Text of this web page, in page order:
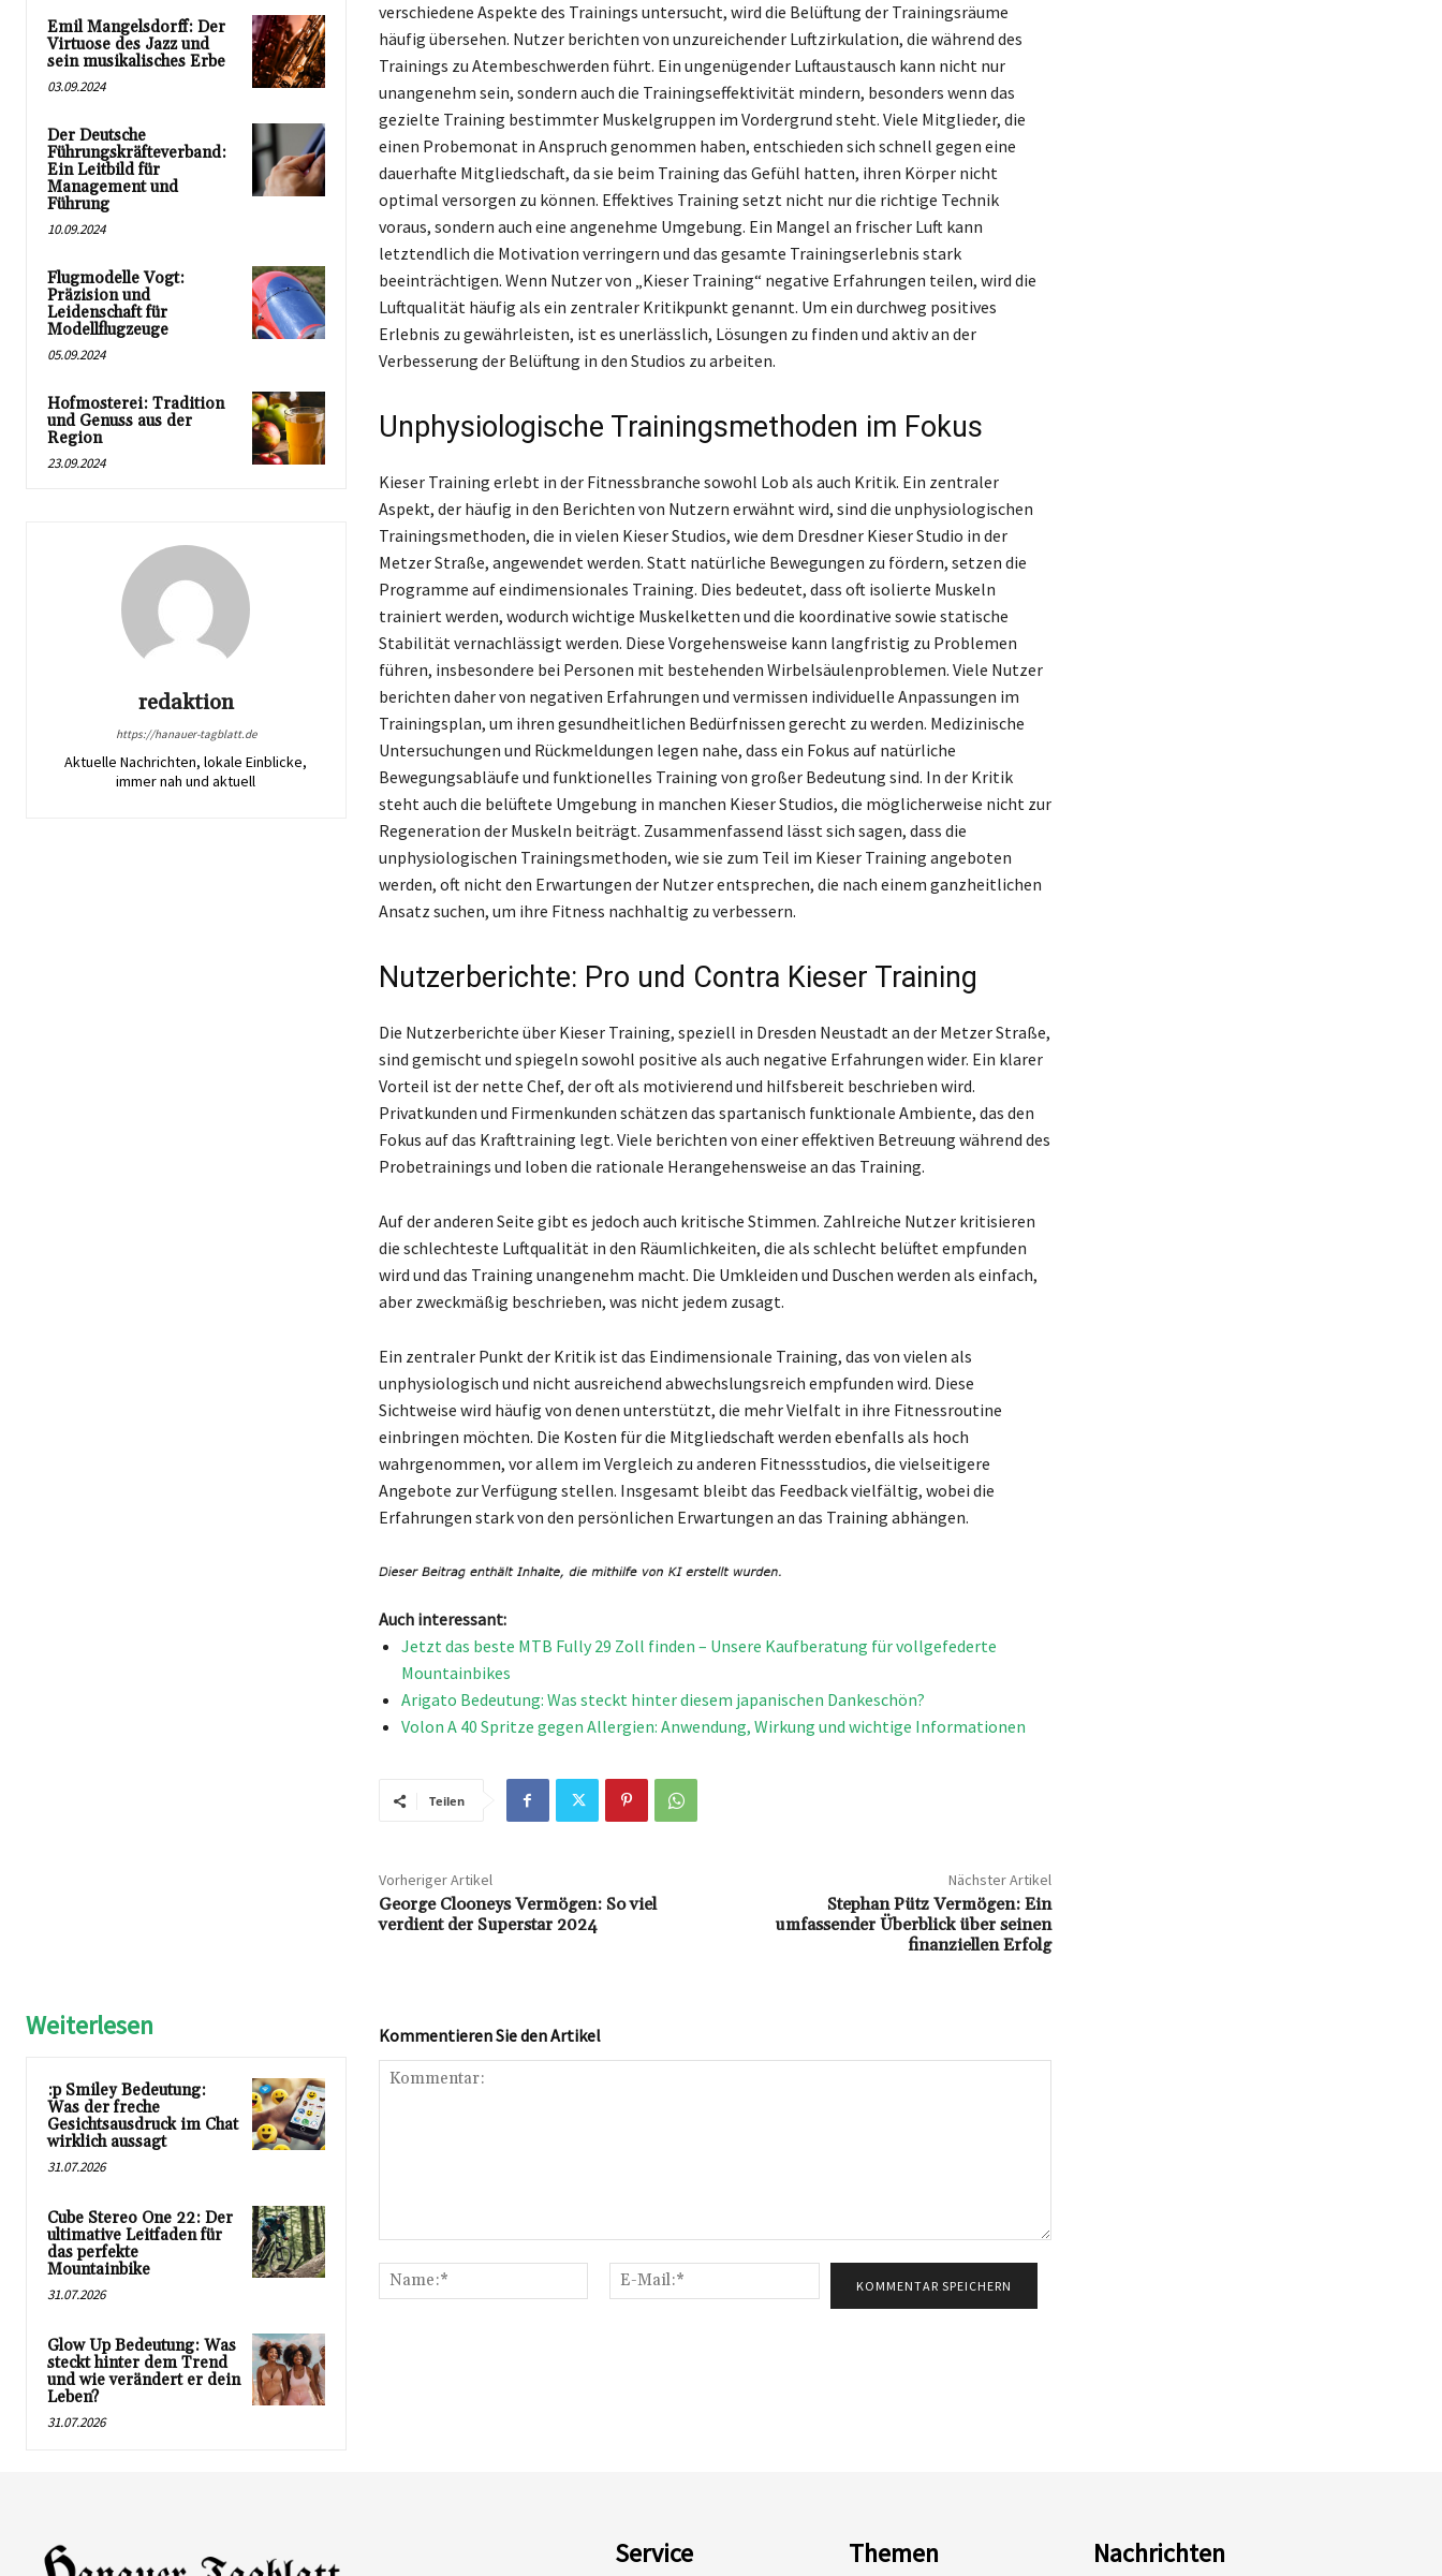
Emil Mangelsdorff: Der
Virtuose des Jazz und
sein musikalisches Erbe
03.09.2024
Der Deutsche
Führungskräfteverband:
Ein Leitbild für
Management und
Führung
10.09.2024
Flugmodelle Vogt:
Präzision und
Leidenschaft für
Modellflugzeuge
05.09.2024
Hofmosterei: Tradition
und Genuss aus der
Region
23.09.2024
redaktion
https://hanauer-tagblatt.de
Aktuelle Nachrichten, lokale Einblicke,
immer nah und aktuell
verschiedene Aspekte des Trainings untersucht, wird die Belüftung der Trainingsräume
häufig übersehen. Nutzer berichten von unzureichender Luftzirkulation, die während des
Trainings zu Atembeschwerden führt. Ein ungenügender Luftaustausch kann nicht nur
unangenehm sein, sondern auch die Trainingseffektivität mindern, besonders wenn das
gezielte Training bestimmter Muskelgruppen im Vordergrund steht. Viele Mitglieder, die
einen Probemonat in Anspruch genommen haben, entschieden sich schnell gegen eine
dauerhafte Mitgliedschaft, da sie beim Training das Gefühl hatten, ihren Körper nicht
optimal versorgen zu können. Effektives Training setzt nicht nur die richtige Technik
voraus, sondern auch eine angenehme Umgebung. Ein Mangel an frischer Luft kann
letztendlich die Motivation verringern und das gesamte Trainingserlebnis stark
beeinträchtigen. Wenn Nutzer von „Kieser Training“ negative Erfahrungen teilen, wird die
Luftqualität häufig als ein zentraler Kritikpunkt genannt. Um ein durchweg positives
Erlebnis zu gewährleisten, ist es unerlässlich, Lösungen zu finden und aktiv an der
Verbesserung der Belüftung in den Studios zu arbeiten.
Unphysiologische Trainingsmethoden im Fokus
Kieser Training erlebt in der Fitnessbranche sowohl Lob als auch Kritik. Ein zentraler
Aspekt, der häufig in den Berichten von Nutzern erwähnt wird, sind die unphysiologischen
Trainingsmethoden, die in vielen Kieser Studios, wie dem Dresdner Kieser Studio in der
Metzer Straße, angewendet werden. Statt natürliche Bewegungen zu fördern, setzen die
Programme auf eindimensionales Training. Dies bedeutet, dass oft isolierte Muskeln
trainiert werden, wodurch wichtige Muskelketten und die koordinative sowie statische
Stabilität vernachlässigt werden. Diese Vorgehensweise kann langfristig zu Problemen
führen, insbesondere bei Personen mit bestehenden Wirbelsäulenproblemen. Viele Nutzer
berichten daher von negativen Erfahrungen und vermissen individuelle Anpassungen im
Trainingsplan, um ihren gesundheitlichen Bedürfnissen gerecht zu werden. Medizinische
Untersuchungen und Rückmeldungen legen nahe, dass ein Fokus auf natürliche
Bewegungsabläufe und funktionelles Training von großer Bedeutung sind. In der Kritik
steht auch die belüftete Umgebung in manchen Kieser Studios, die möglicherweise nicht zur
Regeneration der Muskeln beiträgt. Zusammenfassend lässt sich sagen, dass die
unphysiologischen Trainingsmethoden, wie sie zum Teil im Kieser Training angeboten
werden, oft nicht den Erwartungen der Nutzer entsprechen, die nach einem ganzheitlichen
Ansatz suchen, um ihre Fitness nachhaltig zu verbessern.
Nutzerberichte: Pro und Contra Kieser Training
Die Nutzerberichte über Kieser Training, speziell in Dresden Neustadt an der Metzer Straße,
sind gemischt und spiegeln sowohl positive als auch negative Erfahrungen wider. Ein klarer
Vorteil ist der nette Chef, der oft als motivierend und hilfsbereit beschrieben wird.
Privatkunden und Firmenkunden schätzen das spartanisch funktionale Ambiente, das den
Fokus auf das Krafttraining legt. Viele berichten von einer effektiven Betreuung während des
Probetrainings und loben die rationale Herangehensweise an das Training.
Auf der anderen Seite gibt es jedoch auch kritische Stimmen. Zahlreiche Nutzer kritisieren
die schlechteste Luftqualität in den Räumlichkeiten, die als schlecht belüftet empfunden
wird und das Training unangenehm macht. Die Umkleiden und Duschen werden als einfach,
aber zweckmäßig beschrieben, was nicht jedem zusagt.
Ein zentraler Punkt der Kritik ist das Eindimensionale Training, das von vielen als
unphysiologisch und nicht ausreichend abwechslungsreich empfunden wird. Diese
Sichtweise wird häufig von denen unterstützt, die mehr Vielfalt in ihre Fitnessroutine
einbringen möchten. Die Kosten für die Mitgliedschaft werden ebenfalls als hoch
wahrgenommen, vor allem im Vergleich zu anderen Fitnessstudios, die vielseitigere
Angebote zur Verfügung stellen. Insgesamt bleibt das Feedback vielfältig, wobei die
Erfahrungen stark von den persönlichen Erwartungen an das Training abhängen.
Auch interessant:
Jetzt das beste MTB Fully 29 Zoll finden – Unsere Kaufberatung für vollgefederte
Mountainbikes
Arigato Bedeutung: Was steckt hinter diesem japanischen Dankeschön?
Volon A 40 Spritze gegen Allergien: Anwendung, Wirkung und wichtige Informationen
Teilen
Vorheriger Artikel
George Clooneys Vermögen: So viel
verdient der Superstar 2024
Nächster Artikel
Stephan Pütz Vermögen: Ein
umfassender Überblick über seinen
finanziellen Erfolg
Weiterlesen
:p Smiley Bedeutung:
Was der freche
Gesichtsausdruck im Chat
wirklich aussagt
31.07.2026
Cube Stereo One 22: Der
ultimative Leitfaden für
das perfekte
Mountainbike
31.07.2026
Glow Up Bedeutung: Was
steckt hinter dem Trend
und wie verändert er dein
Leben?
31.07.2026
Kommentieren Sie den Artikel
Name:*
Mail:*
Service Themen Nachrichten